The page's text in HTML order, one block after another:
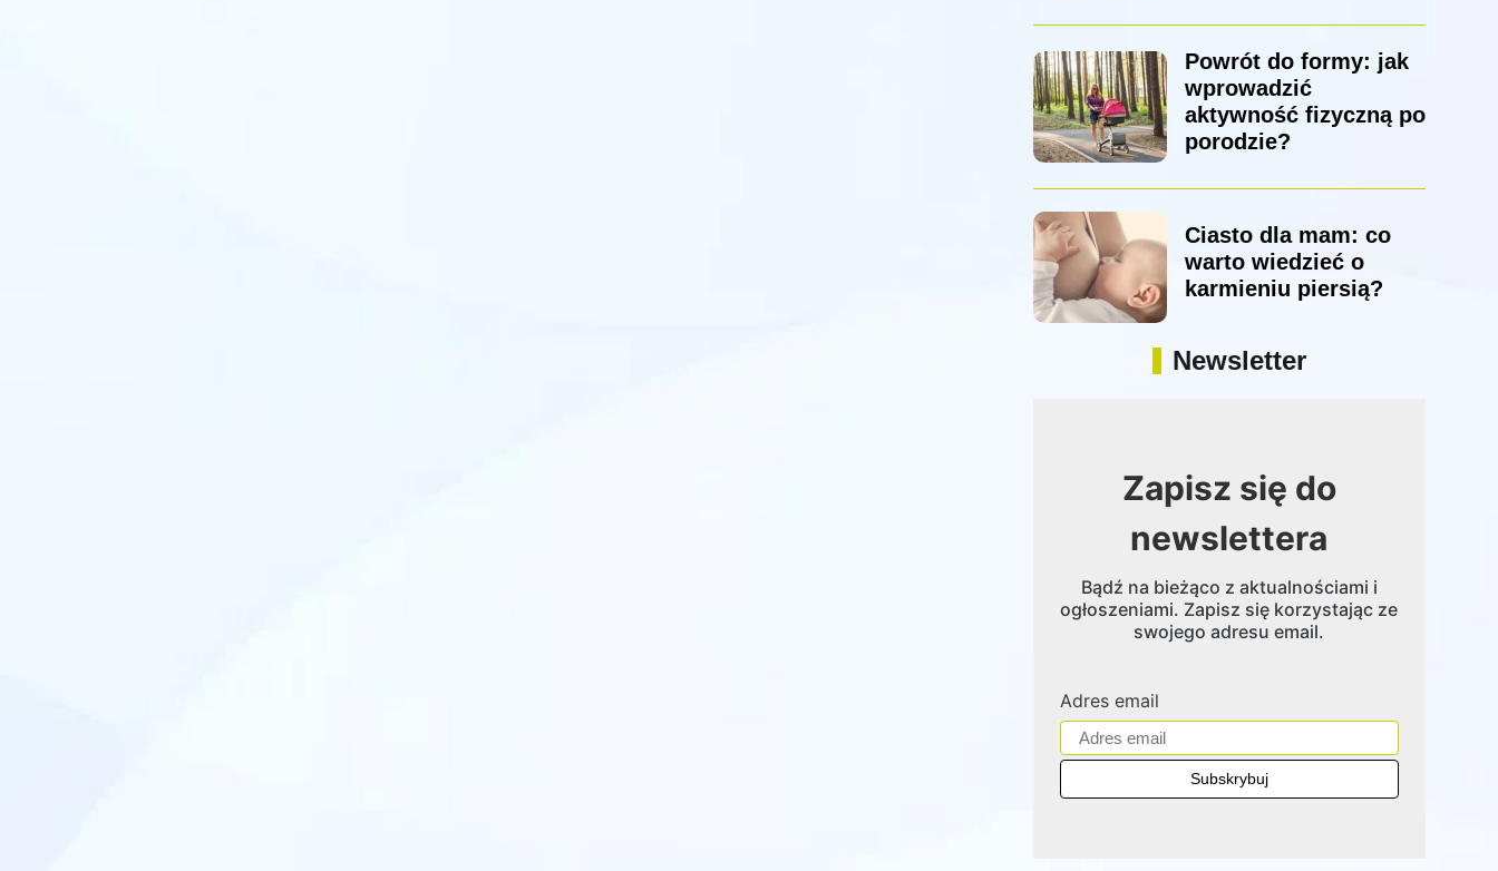
Powrót do formy: jak
wprowadzić
aktywność fizyczną po
porodzie?
Ciasto dla mam: co
warto wiedzieć o
karmieniu piersią?
Newsletter
Zapisz się do
newslettera
Bądź na bieżąco z aktualnościami i
ogłoszeniami. Zapisz się korzystając ze
swojego adresu email.
Adres email